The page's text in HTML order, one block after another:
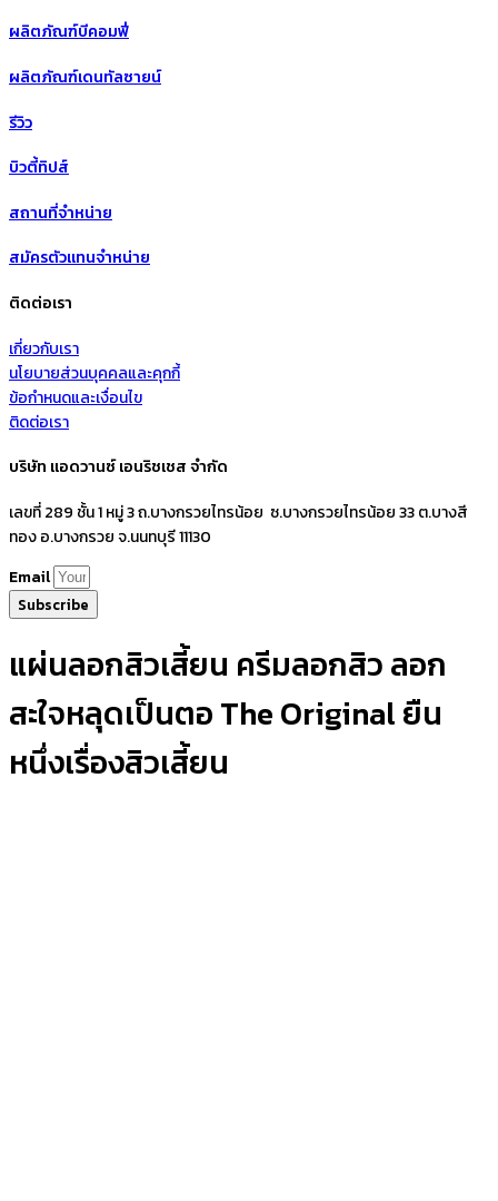
ผลิตภัณฑ์บีคอมฟี่
ผลิตภัณฑ์เดนทัลซายน์
รีวิว
บิวตี้ทิปส์
สถานที่จำหน่าย
สมัครตัวแทนจำหน่าย
ติดต่อเรา
เกี่ยวกับเรา
นโยบายส่วนบุคคลและคุกกี้
ข้อกำหนดและเงื่อนไข
ติดต่อเรา
บริษัท แอดวานซ์ เอนริชเชส จำกัด
เลขที่ 289 ชั้น 1 หมู่ 3 ถ.บางกรวยไทรน้อย ซ.บางกรวยไทรน้อย 33 ต.บางสี
ทอง อ.บางกรวย จ.นนทบุรี 11130
Email
Subscribe
แผ่นลอกสิวเสี้ยน ครีมลอกสิว ลอก
สะใจหลุดเป็นตอ The Original ยืน
หนึ่งเรื่องสิวเสี้ยน